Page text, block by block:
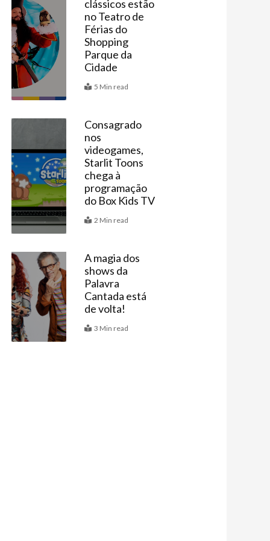
Agenda
clássicos estão
no Teatro de
Férias do
Shopping
Parque da
Cidade
5 Min read
Consagrado
nos
videogames,
Starlit Toons
chega à
programação
do Box Kids TV
2 Min read
Agenda
A magia dos
shows da
Palavra
Cantada está
de volta!
3 Min read